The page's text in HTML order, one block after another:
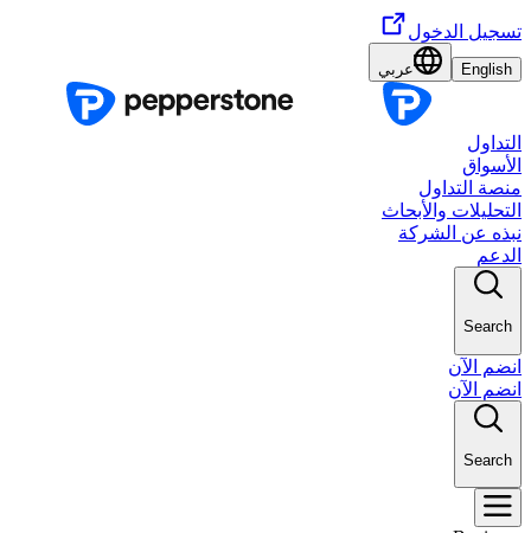
تسجيل الدخول
English عربي
التداول
الأسواق
منصة التداول
التحليلات والأبحاث
نبذه عن الشركة
الدعم
Search
انضم الآن
انضم الآن
Search